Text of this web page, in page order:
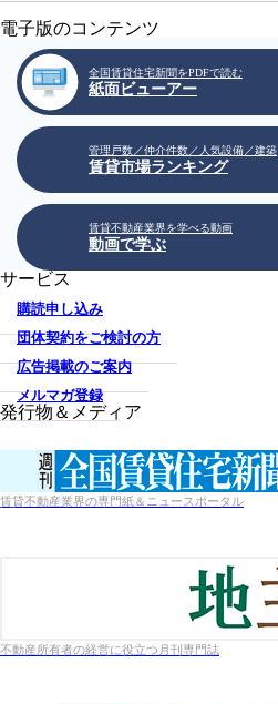
電子版のコンテンツ
全国賃貸住宅新聞をPDFで読む
紙面ビューアー
管理戸数／仲介件数／人気設備／建築
賃貸市場ランキング
賃貸不動産業界を学べる動画
動画で学ぶ
サービス
購読申し込み
団体契約をご検討の方
広告掲載のご案内
メルマガ登録
発行物＆メディア
賃貸不動産業界の専門紙＆ニュースポータル
不動産所有者の経営に役立つ月刊専門誌